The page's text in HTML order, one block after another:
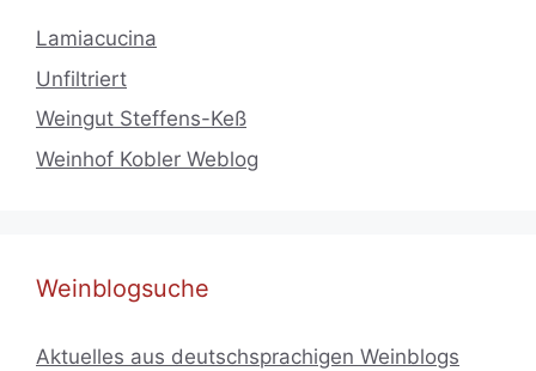
Lamiacucina
Unfiltriert
Weingut Steffens-Keß
Weinhof Kobler Weblog
Weinblogsuche
Aktuelles aus deutschsprachigen Weinblogs